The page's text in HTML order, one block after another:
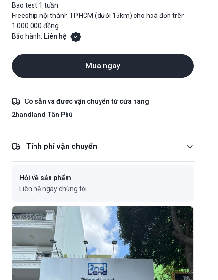
Bao test 1 tuần
Freeship nội thành TP.HCM (dưới 15km) cho hoá đơn trên
1.000.000 đồng
Bảo hành: Liên hệ
Mua ngay
Có sẵn và được vận chuyển từ cửa hàng
2handland Tân Phú
Tính phí vận chuyển
Hỏi về sản phẩm
Liên hệ ngay chúng tôi